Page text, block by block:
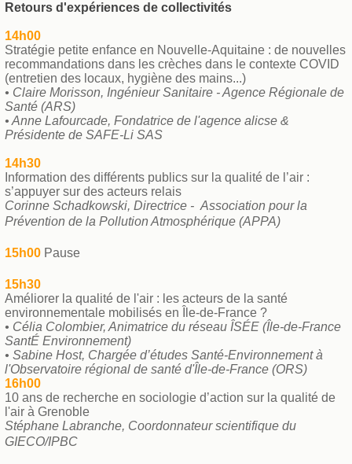
Retours d'expériences de collectivités
14h00
Stratégie petite enfance en Nouvelle-Aquitaine : de nouvelles
recommandations dans les crèches dans le contexte COVID
(entretien des locaux, hygiène des mains...)
• Claire Morisson, Ingénieur Sanitaire - Agence Régionale de
Santé (ARS)
• Anne Lafourcade, Fondatrice de l'agence alicse &
Présidente de SAFE-Li SAS
14h30
Information des différents publics sur la qualité de l’air :
s’appuyer sur des acteurs relais
Corinne Schadkowski, Directrice - Association pour la
Prévention de la Pollution Atmosphérique (APPA)
15h00 Pause
15h30
Améliorer la qualité de l'air : les acteurs de la santé
environnementale mobilisés en Île-de-France ?
• Célia Colombier, Animatrice du réseau ÎSÉE (Île-de-France
SantÉ Environnement)
• Sabine Host, Chargée d’études Santé-Environnementà
l'Observatoire régional de santé d'Île-de-France (ORS)
16h00
10 ans de recherche en sociologie d’action sur la qualité de
l'air à Grenoble
Stéphane Labranche, Coordonnateur scientifique du
GIECO/IPBC